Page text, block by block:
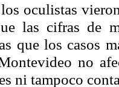
oculistas
las cifras de
que los casos
no
ni tampoco